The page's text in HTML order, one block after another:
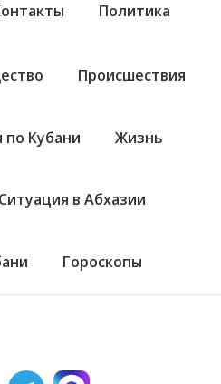
Политика
Происшествия
по Кубани Жизнь
Ситуация в Абхазии
Гороскопы